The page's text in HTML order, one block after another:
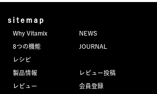
sitemap
Why Vitamix
8つの機能
レシピ
製品情報
レビュー
NEWS
JOURNAL
レビュー投稿
会員登録